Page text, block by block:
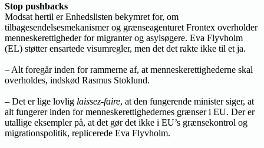
Stop pushbacks
Modsat hertil er Enhedslisten bekymret for, om
tilbagesendelsesmekanismer og grænseagenturet Frontex overholder
menneskerettigheder for migranter og asylsøgere. Eva Flyvholm
(EL) støtter ensartede visumregler, men det det rakte ikke til et ja.
– Alt foregår inden for rammerne af, at menneskerettighederne skal
overholdes, indskød Rasmus Stoklund.
– Det er lige lovlig laissez-faire, at den fungerende minister siger, at
alt fungerer inden for menneskerettighedernes grænser i EU. Der er
utallige eksempler på, at det gør det ikke i EU’s grænsekontrol og
migrationspolitik, replicerede Eva Flyvholm.